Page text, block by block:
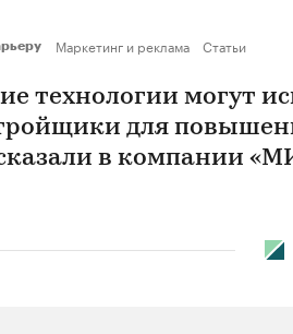
Маркетинг и реклама Статьи
технологии могут
для
в компании